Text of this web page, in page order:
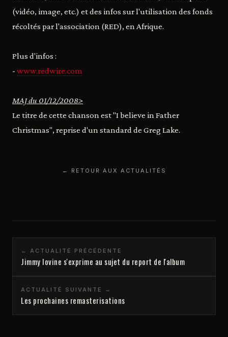
(vidéo, image, etc.) et des infos sur l'utilisation des fonds
récoltés par l'association (RED), en Afrique.
Plus d'infos :
- www.redwire.com
MAJ du 01/12/2008>
Le titre de cette chanson est "I believe in Father
Christmas", reprise d'un standard de Greg Lake.
← RETOUR AUX ACTUALITÉS
← ACTUALITÉ PRÉCÉDENTE
Jimmy Iovine s'exprime au sujet du report de l'album
ACTUALITÉ SUIVANTE →
Les prochaines remasterisations